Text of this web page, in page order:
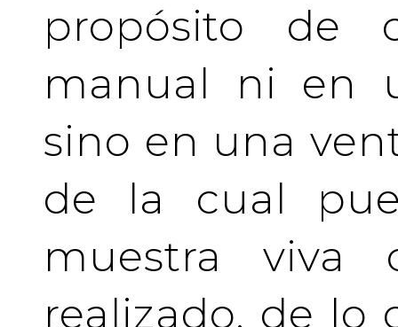
propósito de
manual ni en
sino en una
de la cual
muestra
realizado, de lo